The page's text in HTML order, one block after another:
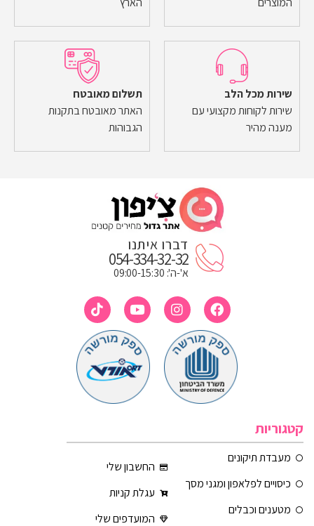
שירות מכל הלב
שירות לקוחות מקצועי עם
מענה מהיר
תשלום מאובטח
האתר מאובטח בתקנות
הגבוהות
דברו איתנו
054-334-32-32
א'-ה': 09:00-15:30
קטגוריות
מעבדת תיקונים
כיסויים לפלאפון ומגני מסך
מטענים וכבלים
החשבון שלי
עגלת קניות
המועדפים שלי